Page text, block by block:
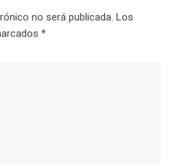
no será publicada. Los
*